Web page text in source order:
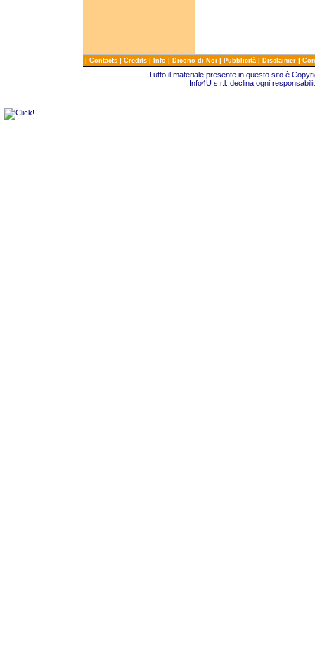
| Contacts | Credits | Info | Dicono di Noi | Pubblicità | Disclaimer |
Tutto il materiale presente in questo sito è
Info4U s.r.l. declina ogni